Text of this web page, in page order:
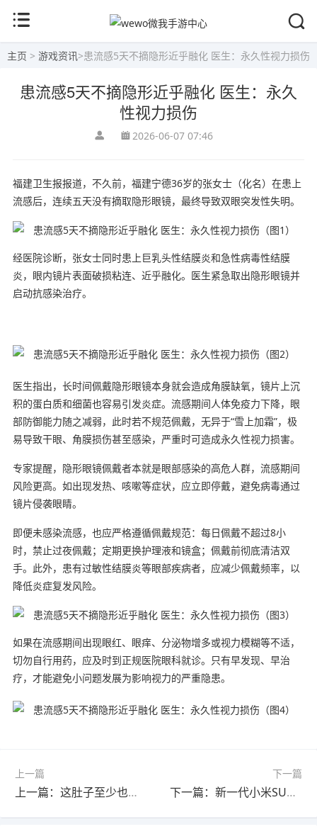
主页 > 游戏资讯>患流感5天不摘隐形近乎融化 医生：永久性视力损伤
患流感5天不摘隐形近乎融化 医生：永久
性视力损伤
2026-06-07 07:46
福建卫生报报道，不久前，福建宁德36岁的张女士（化名）在患上
流感后，连续五天没有摘取隐形眼镜，最终导致双眼突发性失明。
经医院诊断，张女士同时患上巨乳头性结膜炎和急性病毒性结膜
炎，眼内镜片表面破损粘连、近乎融化。医生紧急取出隐形眼镜并
启动抗感染治疗。
医生指出，长时间佩戴隐形眼镜本身就会造成角膜缺氧，镜片上沉
积的蛋白质和细菌也容易引发炎症。流感期间人体免疫力下降，眼
部防御能力随之减弱，此时若不规范佩戴，无异于“雪上加霜”，极
易导致干眼、角膜损伤甚至感染，严重时可造成永久性视力损害。
专家提醒，隐形眼镜佩戴者本就是眼部感染的高危人群，流感期间
风险更高。如出现发热、咳嗽等症状，应立即停戴，避免病毒通过
镜片侵袭眼睛。
即便未感染流感，也应严格遵循佩戴规范：每日佩戴不超过8小
时，禁止过夜佩戴；定期更换护理液和镜盒；佩戴前彻底清洁双
手。此外，患有过敏性结膜炎等眼部疾病者，应减少佩戴频率，以
降低炎症复发风险。
如果在流感期间出现眼红、眼痒、分泌物增多或视力模糊等不适，
切勿自行用药，应及时到正规医院眼科就诊。只有早发现、早治
疗，才能避免小问题发展为影响视力的严重隐患。
上一篇
上一篇：这肚子至少也是个G 泡你多少度合适的动态图
下一篇
下一篇：新一代小米SU7内饰官图首发！雷军对氛围灯超满意